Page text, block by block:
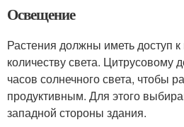
Освещение
Растения должны иметь доступ
количеству света. Цитрусовому
часов солнечного света, чтобы
продуктивным. Для этого
западной стороны здания.